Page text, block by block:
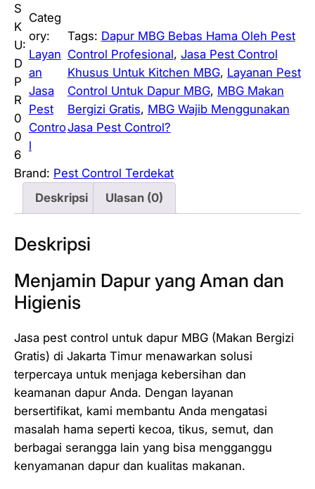
S
K
U:
D
P
R
0
0
6
Categ
ory:
Layan
an
Jasa
Pest
Contro
l
Tags: Dapur MBG Bebas Hama Oleh Pest
Control Profesional, Jasa Pest Control
Khusus Untuk Kitchen MBG, Layanan Pest
Control Untuk Dapur MBG, MBG Makan
Bergizi Gratis, MBG Wajib Menggunakan
Jasa Pest Control?
Brand: Pest Control Terdekat
Deskripsi
Ulasan (0)
Deskripsi
Menjamin Dapur yang Aman dan
Higienis
Jasa pest control untuk dapur MBG (Makan Bergizi
Gratis) di Jakarta Timur menawarkan solusi
terpercaya untuk menjaga kebersihan dan
keamanan dapur Anda. Dengan layanan
bersertifikat, kami membantu Anda mengatasi
masalah hama seperti kecoa, tikus, semut, dan
berbagai serangga lain yang bisa mengganggu
kenyamanan dapur dan kualitas makanan.